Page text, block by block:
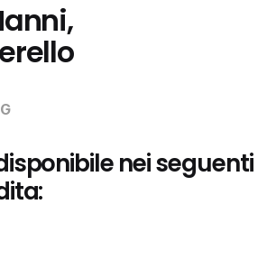
nei seguenti